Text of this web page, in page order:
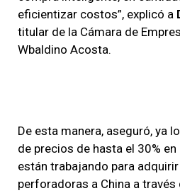
eficientizar costos”, explicó a
titular de la Cámara de
Wbaldino Acosta.
De esta manera, aseguró, ya
de precios de hasta el 30%
están trabajando para
perforadoras a China a través